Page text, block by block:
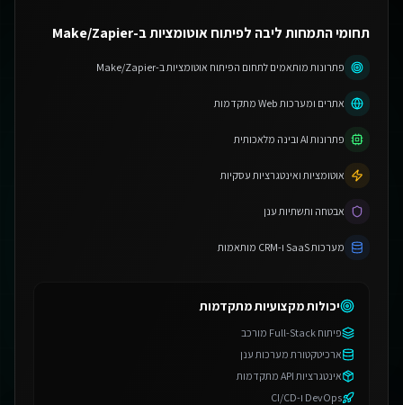
תחומי התמחות ליבה לפיתוח אוטומציות ב-Make/Zapier
פתרונות מותאמים לתחום הפיתוח אוטומציות ב-Make/Zapier
אתרים ומערכות Web מתקדמות
פתרונות AI ובינה מלאכותית
אוטומציות ואינטגרציות עסקיות
אבטחה ותשתיות ענן
מערכות SaaS ו-CRM מותאמות
יכולות מקצועיות מתקדמות
פיתוח Full-Stack מורכב
ארכיטקטורת מערכות ענן
אינטגרציות API מתקדמות
DevOps ו-CI/CD